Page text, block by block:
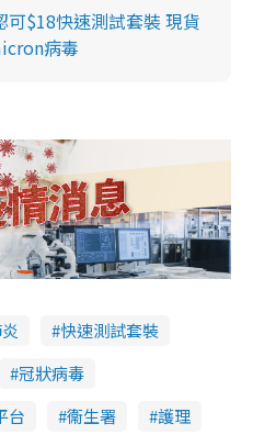
可$18快速測試套裝 現貨
病毒
快速測試套裝
冠狀病毒
台 衞生署
護理